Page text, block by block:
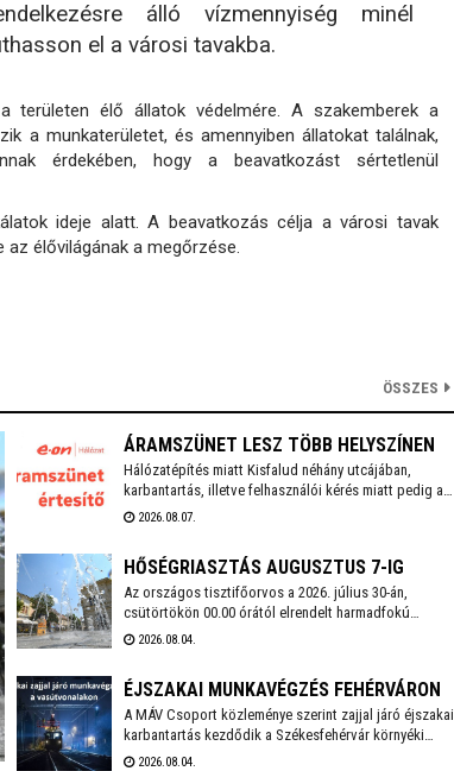
álló vízmennyiség minél
el a városi tavakba.
területen élő állatok védelmére. A szakemberek a
a munkaterületet, és amennyiben állatokat találnak,
érdekében, hogy a beavatkozást sértetlenül
ideje alatt. A beavatkozás célja a városi tavak
élővilágának a megőrzése.
ÖSSZES
ÁRAMSZÜNET LESZ TÖBB HELYSZÍNEN
Hálózatépítés miatt Kisfalud néhány utcájában,
karbantartás, illetve felhasználói kérés miatt pedig a
székesfehérvári Bartók Béla téren, valamint a Bem
2026.08.07.
HŐSÉGRIASZTÁS AUGUSZTUS 7-IG
Az országos tisztifőorvos a 2026. július 30-án,
csütörtökön 00.00 órától elrendelt harmadfokú
hőségriasztást 2026. augusztus 7-én, pénteken 24.00
helyiségek is várják a lakosságot a hőségben. A város
polgármestere mindenkit arra kér, hogy figyeljünk
egymásra, kiemelten a környezetünkben élő idős
emberekre, valamint vigyázzunk a háziállatainkra is.
2026.08.04.
ÉJSZAKAI MUNKAVÉGZÉS FEHÉRVÁRON
A MÁV Csoport közleménye szerint zajjal járó éjszakai
karbantartás kezdődik a Székesfehérvár környéki
vasútvonalakon augusztus 6-án. Székesfehérváron
2026.08.04.